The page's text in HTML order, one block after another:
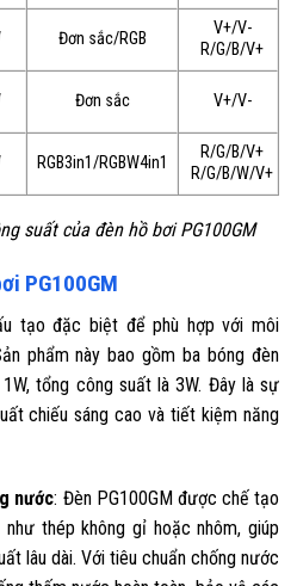
Đơn sắc/RGB
V+/V-
R/G/B/V+
Đơn sắc V+/V-
RGB3in1/RGBW4in1
R/G/B/V+
R/G/B/W/V+
suất của đèn hồ bơi PG100GM
PG100GM
tạo đặc biệt để phù hợp với môi
phẩm này bao gồm ba bóng đèn
tổng công suất là 3W. Đây là sự
chiếu sáng cao và tiết kiệm năng
nước: Đèn PG100GM được chế tạo
thép không gỉ hoặc nhôm, giúp
lâu dài. Với tiêu chuẩn chống nước